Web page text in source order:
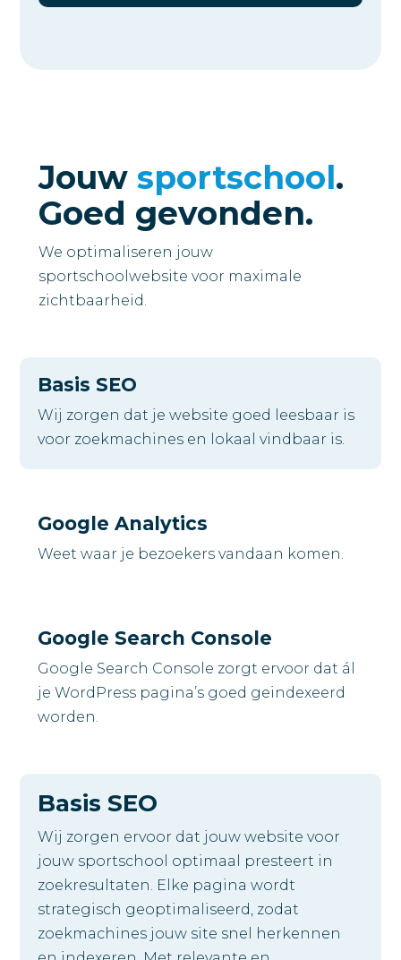
Jouw sportschool.
Goed gevonden.
We optimaliseren jouw
sportschoolwebsite voor maximale
zichtbaarheid.
Basis SEO
Wij zorgen dat je website goed leesbaar is
voor zoekmachines en lokaal vindbaar is.
Google Analytics
Weet waar je bezoekers vandaan komen.
Google Search Console
Google Search Console zorgt ervoor dat ál
je WordPress pagina’s goed geindexeerd
worden.
Basis SEO
Wij zorgen ervoor dat jouw website voor
jouw sportschool optimaal presteert in
zoekresultaten. Elke pagina wordt
strategisch geoptimaliseerd, zodat
zoekmachines jouw site snel herkennen